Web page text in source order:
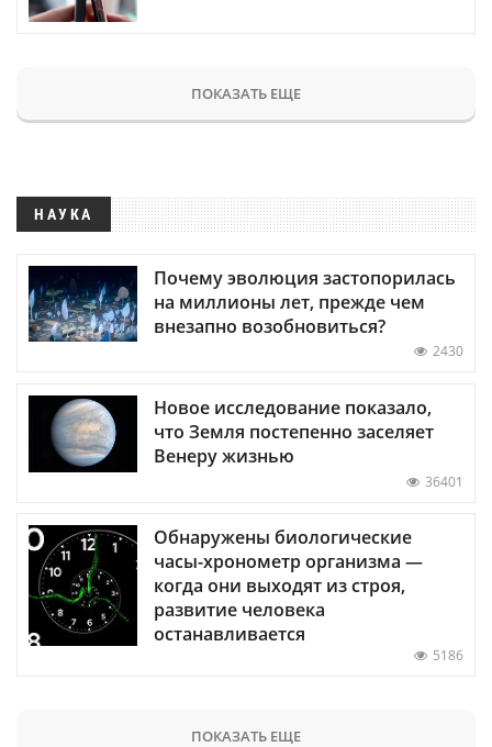
ПОКАЗАТЬ ЕЩЕ
НАУКА
Почему эволюция застопорилась
на миллионы лет, прежде чем
внезапно возобновиться?
2430
Новое исследование показало,
что Земля постепенно заселяет
Венеру жизнью
36401
Обнаружены биологические
часы-хронометр организма —
когда они выходят из строя,
развитие человека
останавливается
5186
ПОКАЗАТЬ ЕЩЕ